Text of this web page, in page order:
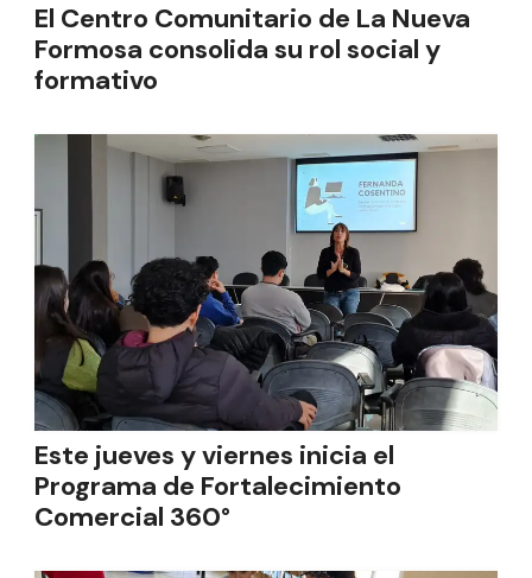
El Centro Comunitario de La Nueva
Formosa consolida su rol social y
formativo
Este jueves y viernes inicia el
Programa de Fortalecimiento
Comercial 360°